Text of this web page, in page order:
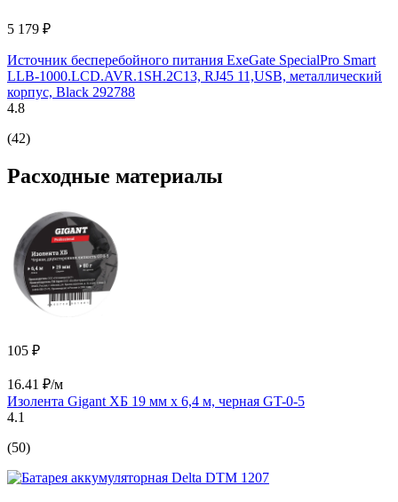
5 179 ₽
Источник бесперебойного питания ExeGate SpecialPro Smart
LLB-1000.LCD.AVR.1SH.2C13, RJ45 11,USB, металлический
корпус, Black 292788
4.8
(42)
Расходные материалы
105 ₽
16.41 ₽/м
Изолента Gigant ХБ 19 мм х 6,4 м, черная GT-0-5
4.1
(50)